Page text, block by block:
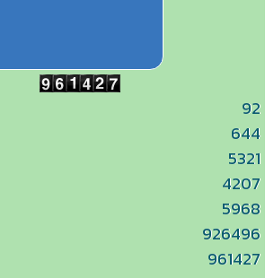
92
644
5321
4207
5968
926496
961427